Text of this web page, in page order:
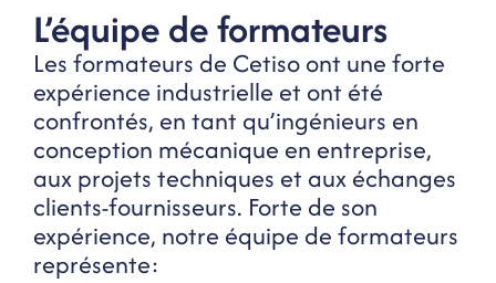
L’équipe de formateurs
Les formateurs de Cetiso ont une forte
expérience industrielle et ont été
confrontés, en tant qu’ingénieurs en
conception mécanique en entreprise,
aux projets techniques et aux échanges
clients-fournisseurs. Forte de son
expérience, notre équipe de formateurs
représente: